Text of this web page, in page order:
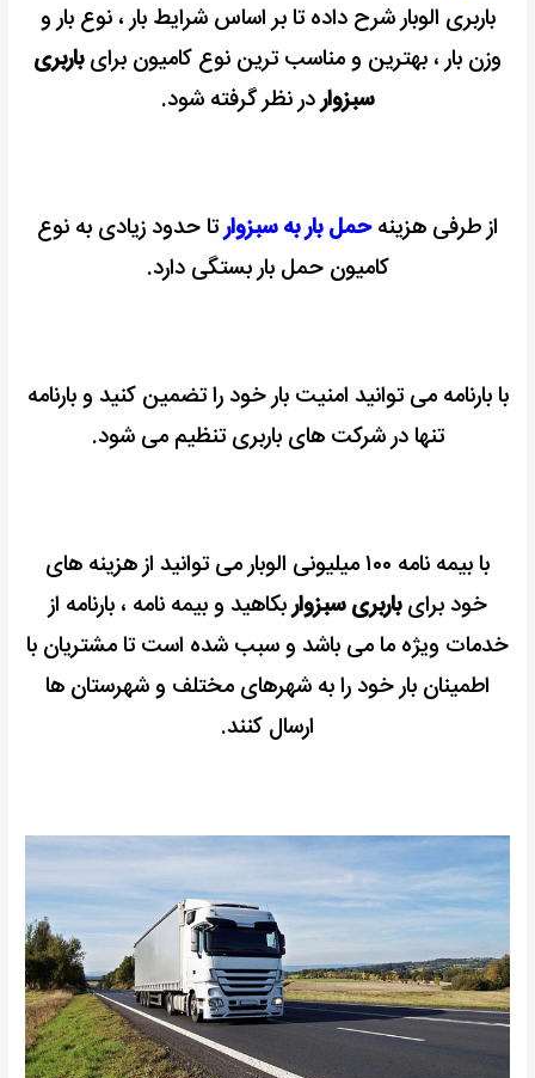
باربری الوبار شرح داده تا بر اساس شرایط بار ، نوع بار و
وزن بار ، بهترین و مناسب ترين نوع کامیون برایباربری
سبزواردر نظر گرفته شود.
از طرفی هزینهحمل بار به سبزوارتا حدود زیادی به نوع
کامیون حمل بار بستگی دارد.
با بارنامه می توانید امنیت بار خود را تضمین کنید وبارنامه
تنها در شرکت های باربری تنظیم می شود.
با بیمه نامه ۱۰۰ میلیونی الوبار می توانید از هزینه های
خود برایباربری سبزواربکاهید وبیمه نامه ، بارنامه از
خدمات ویژه ما می باشد و سبب شده است تا مشتریان با
اطمینان بار خود را به شهرهای مختلف و شهرستان ها
ارسال کنند.